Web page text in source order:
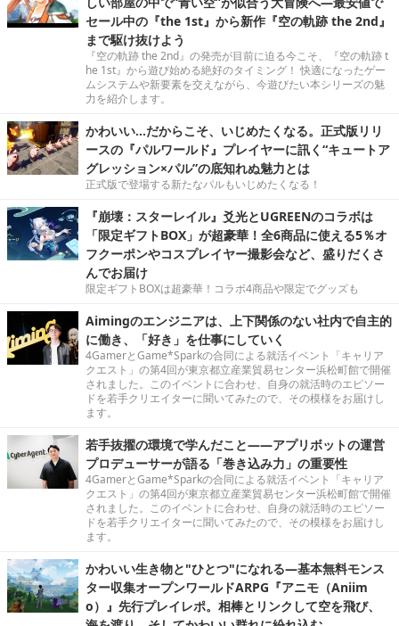
セール中の『the 1st』から新作『空の軌跡 the 2nd』
まで駆け抜けよう
『空の軌跡 the 2nd』の発売が目前に迫る今こそ、『空の軌跡 t
he 1st』から遊び始める絶好のタイミング！ 快適になったゲー
ムシステムや新要素を交えながら、今遊びたい本シリーズの魅
力を紹介します。
かわいい…だからこそ、いじめたくなる。正式版リリ
ースの『パルワールド』プレイヤーに訊く“キュートア
グレッション×パル”の底知れぬ魅力とは
正式版で登場する新たなパルもいじめたくなる！
『崩壊：スターレイル』爻光とUGREENのコラボは
「限定ギフトBOX」が超豪華！全6商品に使える5％オ
フクーポンやコスプレイヤー撮影会など、盛りだくさ
んでお届け
限定ギフトBOXは超豪華！コラボ4商品や限定でグッズも
Aimingのエンジニアは、上下関係のない社内で自主的
に働き、「好き」を仕事にしていく
4GamerとGame*Sparkの合同による就活イベント「キャリア
クエスト」の第4回が東京都立産業貿易センター浜松町館で開催
されました。このイベントに合わせ、自身の就活時のエピソー
ドを若手クリエイターに聞いてみたので、その模様をお届けし
ます。
若手抜擢の環境で学んだこと――アプリボットの運営
プロデューサーが語る「巻き込み力」の重要性
4GamerとGame*Sparkの合同による就活イベント「キャリア
クエスト」の第4回が東京都立産業貿易センター浜松町館で開催
されました。このイベントに合わせ、自身の就活時のエピソー
ドを若手クリエイターに聞いてみたので、その模様をお届けし
ます。
かわいい生き物と"ひとつ"になれる―基本無料モンス
ター収集オープンワールドARPG『アニモ（Aniim
o）』先行プレイレポ。相棒とリンクして空を飛び、